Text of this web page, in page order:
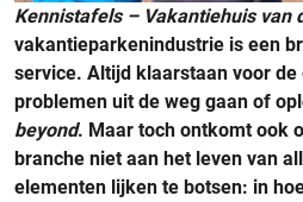
Kennistafels – Vakantiehuis van
vakantieparkenindustrie is een
service. Altijd klaarstaan voor de
problemen uit de weg gaan of
beyond. Maar toch ontkomt ook
branche niet aan het leven van
elementen lijken te botsen: in